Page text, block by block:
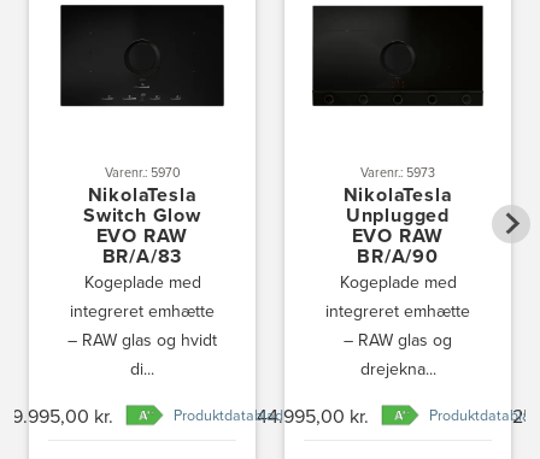
Varenr.: 5970
NikolaTesla
Switch Glow
EVO RAW
BR/A/83
Kogeplade med
integreret emhætte
– RAW glas og hvidt
di...
39.995,00 kr. Produktdatablad
Varenr.: 5973
NikolaTesla
Unplugged
EVO RAW
BR/A/90
Kogeplade med
integreret emhætte
– RAW glas og
drejekna...
44.995,00 kr. Produktdatablad